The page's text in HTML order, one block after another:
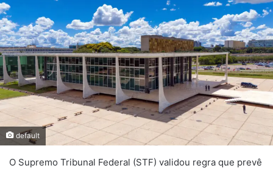
default
O Supremo Tribunal Federal (STF) validou regra que prevê